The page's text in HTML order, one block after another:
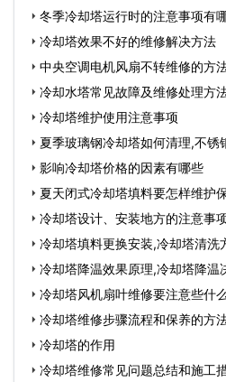
冬季冷却塔运行时的注意事项有
项…冷却塔效果不好的维修解决方法
中央空调电机风扇不转维修的方
冷却水塔常见故障及维修处理方
冷却塔维护使用注意事项
夏季玻璃钢冷却塔如何清理,不
影响冷却塔价格的因素有哪些
夏天闭式冷却塔填料要怎样维护
冷却塔设计、安装地方的注意事
冷却塔填料更换安装,冷却塔清洗
冷却塔降温效果原理,冷却塔降温
冷却塔风机扇叶维修要注意些什么
冷却塔维修步骤流程和保养的方
冷却塔的作用
冷却塔维修常见问题总结和施工